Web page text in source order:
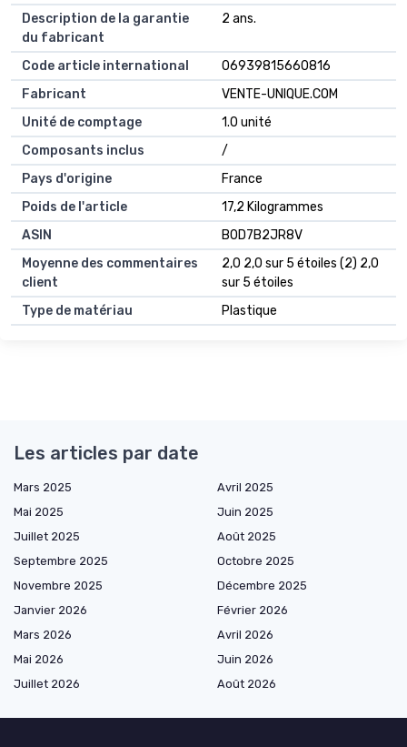
Description de la garantie
du fabricant
2 ans.
Code article international
06939815660816
Fabricant
VENTE-UNIQUE.COM
Unité de comptage
1.0 unité
Composants inclus
/
Pays d'origine
France
Poids de l'article
17,2 Kilogrammes
ASIN
B0D7B2JR8V
Moyenne des commentaires
client
2,0 2,0 sur 5 étoiles (2) 2,0
sur 5 étoiles
Type de matériau
Plastique
Les articles par date
Mars 2025
Avril 2025
Mai 2025
Juin 2025
Juillet 2025
Août 2025
Septembre 2025
Octobre 2025
Novembre 2025
Décembre 2025
Janvier 2026
Février 2026
Mars 2026
Avril 2026
Mai 2026
Juin 2026
Juillet 2026
Août 2026